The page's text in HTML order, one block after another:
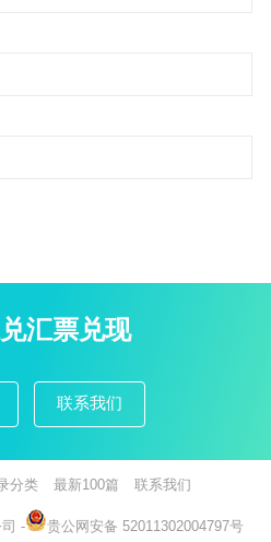
汇票兑现
联系我们
分类 最新100篇 联系我们
- 贵公网安备 52011302004797号